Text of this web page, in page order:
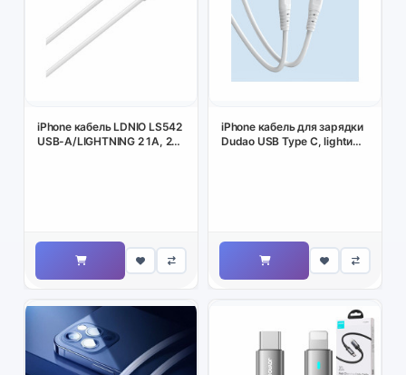
iPhone кабель LDNIO LS542
USB-A/LIGHTNING 2 1A, 2M
iPhone кабель для зарядки
Dudao USB Type C, lightи